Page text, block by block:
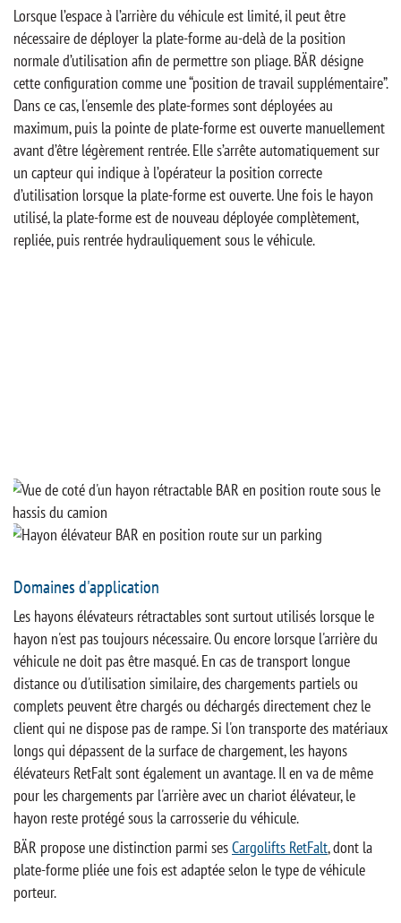
Lorsque l’espace à l’arrière du véhicule est limité, il peut être
nécessaire de déployer la plate-forme au-delà de la position
normale d’utilisation afin de permettre son pliage. BÄR désigne
cette configuration comme une “position de travail supplémentaire”.
Dans ce cas, l'ensemle des plate-formes sont déployées au
maximum, puis la pointe de plate-forme est ouverte manuellement
avant d’être légèrement rentrée. Elle s’arrête automatiquement sur
un capteur qui indique à l’opérateur la position correcte
d’utilisation lorsque la plate-forme est ouverte. Une fois le hayon
utilisé, la plate-forme est de nouveau déployée complètement,
repliée, puis rentrée hydrauliquement sous le véhicule.
Domaines d'application
Les hayons élévateurs rétractables sont surtout utilisés lorsque le
hayon n'est pas toujours nécessaire. Ou encore lorsque l'arrière du
véhicule ne doit pas être masqué. En cas de transport longue
distance ou d'utilisation similaire, des chargements partiels ou
complets peuvent être chargés ou déchargés directement chez le
client qui ne dispose pas de rampe. Si l'on transporte des matériaux
longs qui dépassent de la surface de chargement, les hayons
élévateurs RetFalt sont également un avantage. Il en va de même
pour les chargements par l'arrière avec un chariot élévateur, le
hayon reste protégé sous la carrosserie du véhicule.
BÄR propose une distinction parmi sesCargolifts RetFalt, dont la
plate-forme pliée une fois est adaptée selon le type de véhicule
porteur.